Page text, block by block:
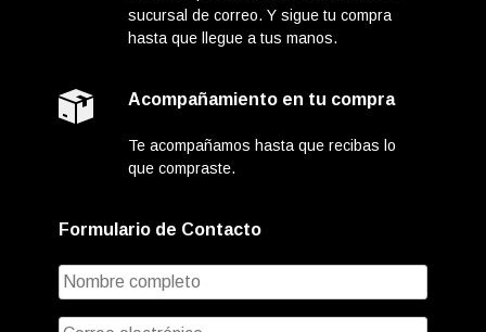
sucursal de correo. Y sigue tu compra
hasta que llegue a tus manos.
Acompañamiento en tu compra
Te acompañamos hasta que recibas lo
que compraste.
Formulario de Contacto